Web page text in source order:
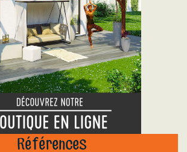
Références